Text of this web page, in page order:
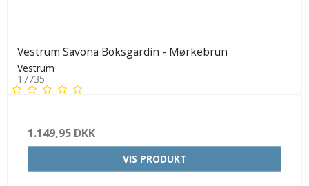
Vestrum Savona Boksgardin - Mørkebrun
Vestrum
17735
1.149,95 DKK
VIS PRODUKT